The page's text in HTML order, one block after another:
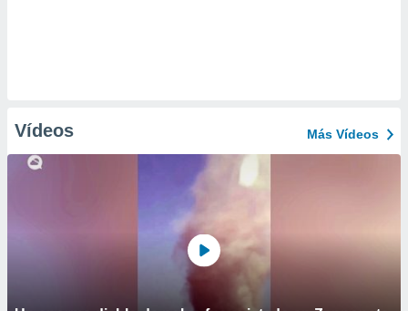
Vídeos Más Vídeos